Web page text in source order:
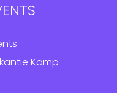
Kamp